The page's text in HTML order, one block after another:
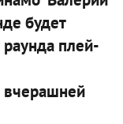
будет
раунда плей-
вчерашней